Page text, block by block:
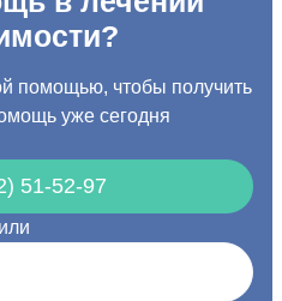
помощью, чтобы получить
уже сегодня
51-52-97
или